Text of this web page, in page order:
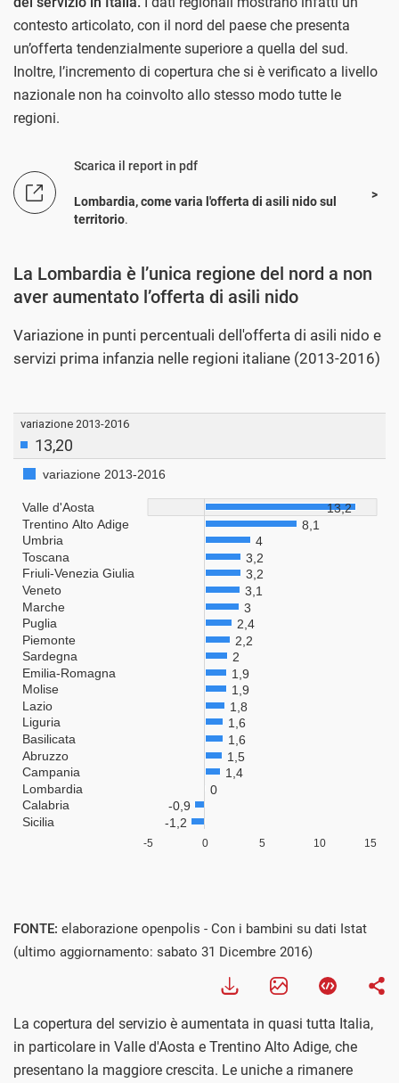
contesto articolato, con il nord del paese che presenta
un’offerta tendenzialmente superiore a quella del sud.
Inoltre, l’incremento di copertura che si è verificato a livello
nazionale non ha coinvolto allo stesso modo tutte le
regioni.
Scarica il report in pdf
Lombardia, come varia l'offerta di asili nido sul
territorio.
La Lombardia è l’unica regione del nord a non
aver aumentato l’offerta di asili nido
Variazione in punti percentuali dell'offerta di asili nido e
servizi prima infanzia nelle regioni italiane (2013-2016)
FONTE: elaborazione openpolis - Con i bambini su dati Istat
(ultimo aggiornamento: sabato 31 Dicembre 2016)
La copertura del servizio è aumentata in quasi tutta Italia,
in particolare in Valle d'Aosta e Trentino Alto Adige, che
presentano la maggiore crescita. Le uniche a rimanere